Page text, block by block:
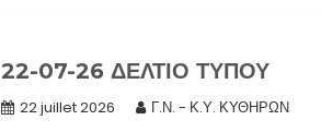
22-07-26 ΔΕΛΤΙΟ ΤΥΠΟΥ
22 juillet 2026
Γ.Ν. - Κ.Υ. ΚΥΘΗΡΩΝ